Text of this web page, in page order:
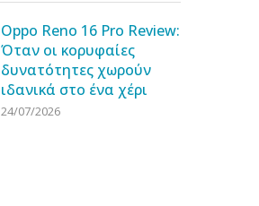
Oppo Reno 16 Pro Review:
Όταν οι κορυφαίες
δυνατότητες χωρούν
ιδανικά στο ένα χέρι
24/07/2026